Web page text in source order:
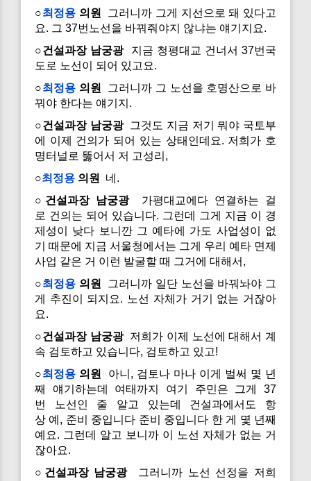
○최정용의원
그러니까 그게 지선으로 돼 있다고
요. 그 37번노선을 바꿔줘야지 않냐는 얘기지요.
○건설과장 남궁광지금 청평대교 건너서 37번국
도로 노선이 되어 있고요.
○최정용의원
그러니까 그 노선을 호명산으로 바
꿔야 한다는 얘기지.
○건설과장 남궁광그것도 지금 저기 뭐야 국토부
에 이제 건의가 되어 있는 상태인데요. 저희가 호
명터널로 뚫어서 저 고성리,
○최정용 의원
네.
○건설과장 남궁광가평대교에다 연결하는 걸
로 건의는 되어 있습니다. 그런데 그게 지금 이 경
제성이 낮다 보니깐 그 예타에 가도 사업성이 없
기 때문에 지금 서울청에서는 그게 우리 예타 면제
사업 같은 거 이런 발굴할 때 그거에 대해서,
○최정용의원
그러니까 일단 노선을 바꿔놔야 그
게 추진이 되지요. 노선 자체가 거기 없는 거잖아
요.
○건설과장 남궁광저희가 이제 노선에 대해서 계
속 검토하고 있습니다, 검토하고 있고!
○최정용 의원
아니, 검토나 마나 이게 벌써 몇 년
째 얘기하는데 여태까지 여기 주민은 그게 37
번 노선인 줄 알고 있는데 건설과에서도 항
상 예, 준비 중입니다 준비 중입니다 한 게 몇 년째
예요. 그런데 알고 보니까 이 노선 자체가 없는 거
잖아요.
○건설과장 남궁광그러니까 노선 선정을 저희